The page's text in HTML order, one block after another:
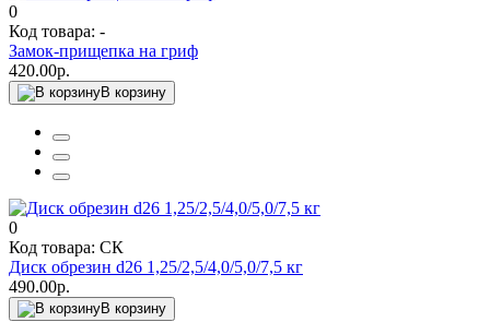
0
Код товара: -
Замок-прищепка на гриф
420.00р.
В корзину
0
Код товара: СК
Диск обрезин d26 1,25/2,5/4,0/5,0/7,5 кг
490.00р.
В корзину